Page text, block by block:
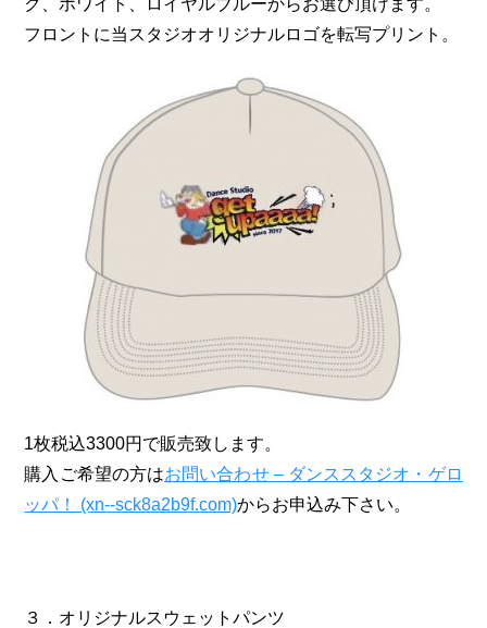
ク、ホワイト、ロイヤルブルーからお選び頂けます。
フロントに当スタジオオリジナルロゴを転写プリント。
1枚税込3300円で販売致します。
購入ご希望の方はお問い合わせ – ダンススタジオ・ゲロ
ッパ！ (xn--sck8a2b9f.com)からお申込み下さい。
３．オリジナルスウェットパンツ